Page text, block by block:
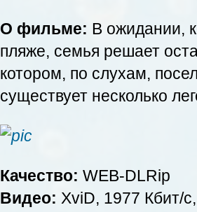
О фильме: В ожидании,
пляже, семья решает
котором, по слухам,
существует несколько
Качество: WEB-DLRip
Видео: XviD, 1977 Кбит/